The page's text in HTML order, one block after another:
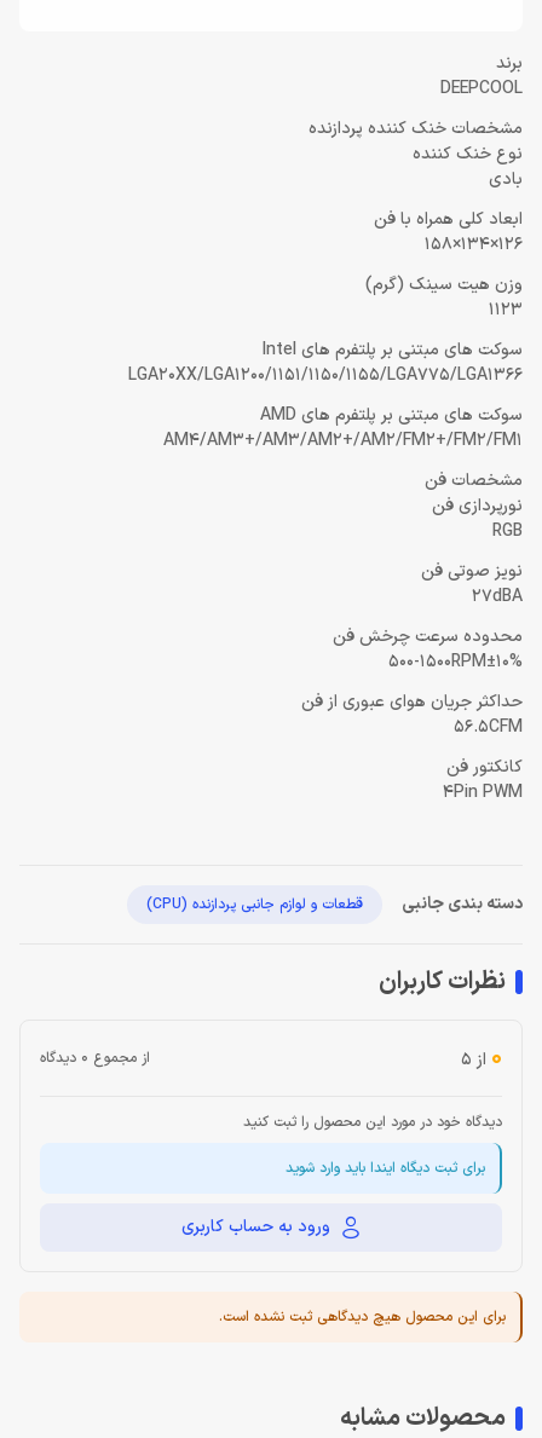
برند
DEEPCOOL
مشخصات خنک کننده پردازنده
نوع خنک کننده
بادی
ابعاد کلی همراه با فن
126×134×158
وزن هیت سینک (گرم)
1123
سوکت های مبتنی بر پلتفرم های Intel
LGA20XX/LGA1200/1151/1150/1155/LGA775/LGA1366
سوکت های مبتنی بر پلتفرم های AMD
AM4/AM3+/AM3/AM2+/AM2/FM2+/FM2/FM1
مشخصات فن
نورپردازی فن
RGB
نویز صوتی فن
27dBA
محدوده سرعت چرخش فن
500-1500RPM±10%
حداکثر جریان هوای عبوری از فن
56.5CFM
کانکتور فن
4Pin PWM
دسته بندی جانبی قطعات و لوازم جانبی پردازنده (CPU)
نظرات کاربران
0 از ۵ از مجموع 0 دیدگاه
دیدگاه خود در مورد این محصول را ثبت کنید
برای ثبت دیگاه ایندا باید وارد شوید
ورود به حساب کاربری
برای این محصول هیچ دیدگاهی ثبت نشده است.
محصولات مشابه